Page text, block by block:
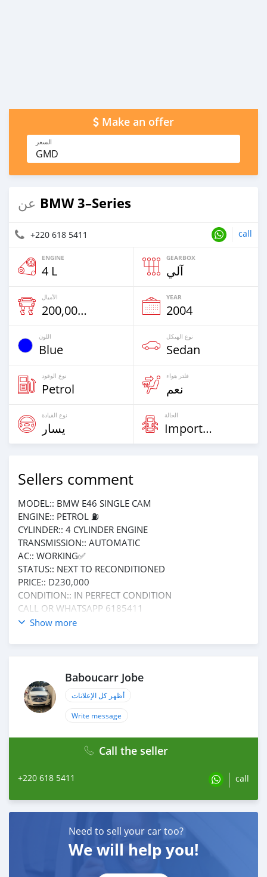
Make an offer
السعر
GMD
عن BMW 3–Series
+220 618 5411 call
ENGINE
4 L
GEARBOX
آلي
الأميال
200,000 Km
YEAR
2004
اللون
Blue
نوع الهيكل
Sedan
نوع الوقود
Petrol
فلتر هواء
نعم
نوع القيادة
يسار
الحالة
Imported
Sellers comment
MODEL:: BMW E46 SINGLE CAM
ENGINE:: PETROL ⛽️
CYLINDER:: 4 CYLINDER ENGINE
TRANSMISSION:: AUTOMATIC
AC:: WORKING✅
STATUS:: NEXT TO RECONDITIONED
PRICE:: D230,000
CONDITION:: IN PERFECT CONDITION
CALL OR WHATSAPP 6185411
FOR MORE INFORMATION ℹ️
Show more
Baboucarr Jobe
أظهر كل الإعلانات
Write message
Call the seller
+220 618 5411 call
Need to sell your car too?
We will help you!